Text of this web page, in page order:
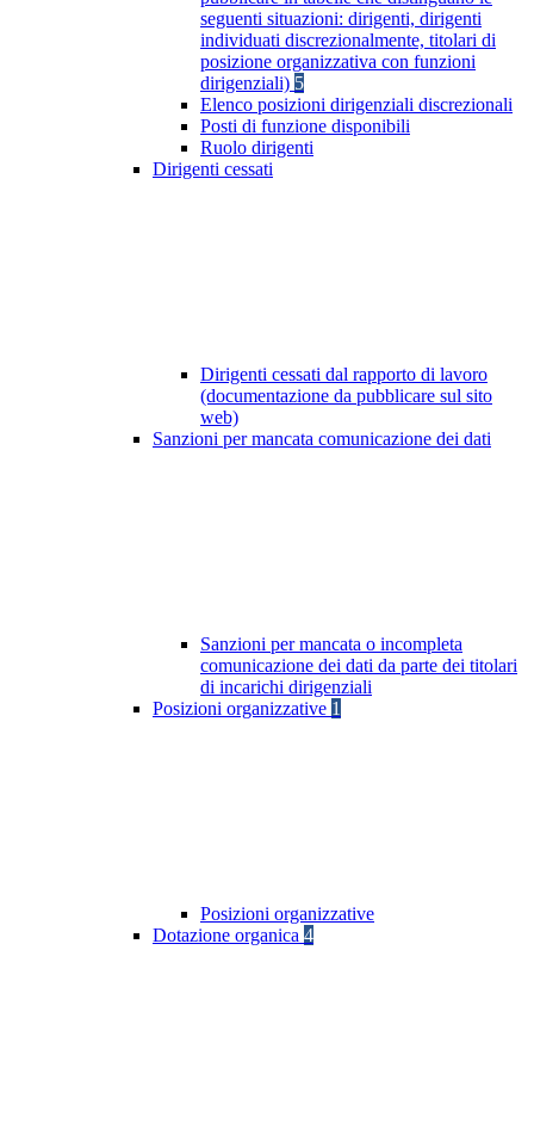
seguenti situazioni: dirigenti, dirigenti
individuati discrezionalmente, titolari di
posizione organizzativa con funzioni
dirigenziali) 5
Elenco posizioni dirigenziali discrezionali
Posti di funzione disponibili
Ruolo dirigenti
Dirigenti cessati
Dirigenti cessati dal rapporto di lavoro
(documentazione da pubblicare sul sito
web)
Sanzioni per mancata comunicazione dei dati
Sanzioni per mancata o incompleta
comunicazione dei dati da parte dei titolari
di incarichi dirigenziali
Posizioni organizzative 1
Posizioni organizzative
Dotazione organica 4